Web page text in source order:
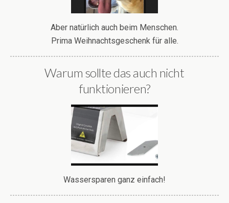
Aber natürlich auch beim Menschen.
Prima Weihnachtsgeschenk für alle.
Warum sollte das auch nicht
funktionieren?
Wassersparen ganz einfach!